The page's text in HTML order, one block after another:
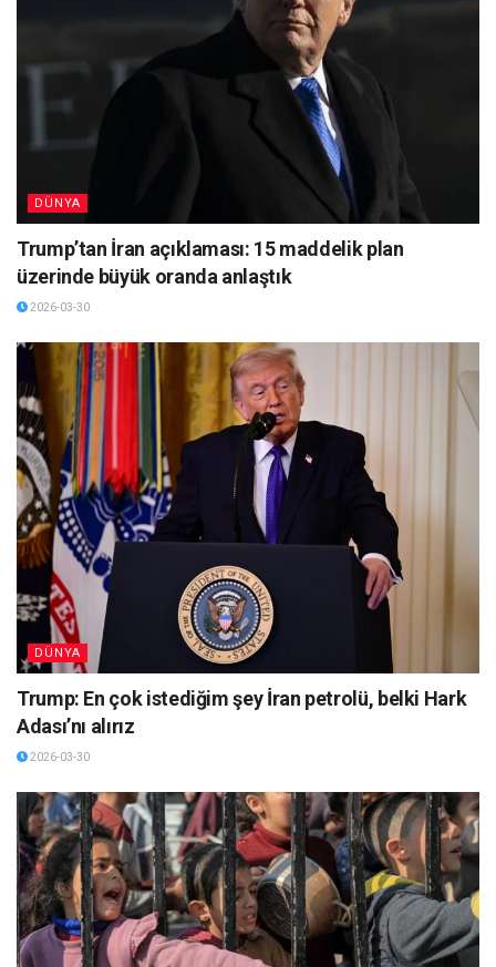
DÜNYA
Trump’tan İran açıklaması: 15 maddelik plan
üzerinde büyük oranda anlaştık
2026-03-30
DÜNYA
Trump: En çok istediğim şey İran petrolü, belki Hark
Adası’nı alırız
2026-03-30